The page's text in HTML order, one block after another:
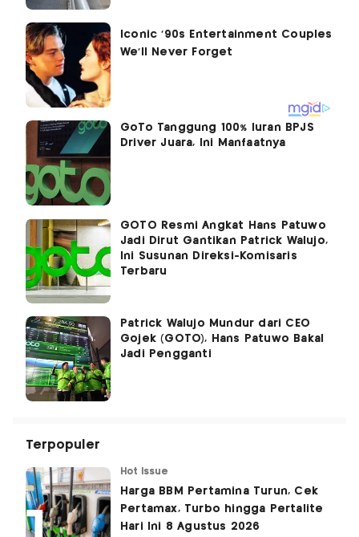
GoTo Tanggung 100% Iuran BPJS
Driver Juara, Ini Manfaatnya
GOTO Resmi Angkat Hans Patuwo
Jadi Dirut Gantikan Patrick Walujo,
Ini Susunan Direksi-Komisaris
Terbaru
Patrick Walujo Mundur dari CEO
Gojek (GOTO), Hans Patuwo Bakal
Jadi Pengganti
Terpopuler
Hot Issue
Harga BBM Pertamina Turun, Cek
Pertamax, Turbo hingga Pertalite
Hari Ini 8 Agustus 2026